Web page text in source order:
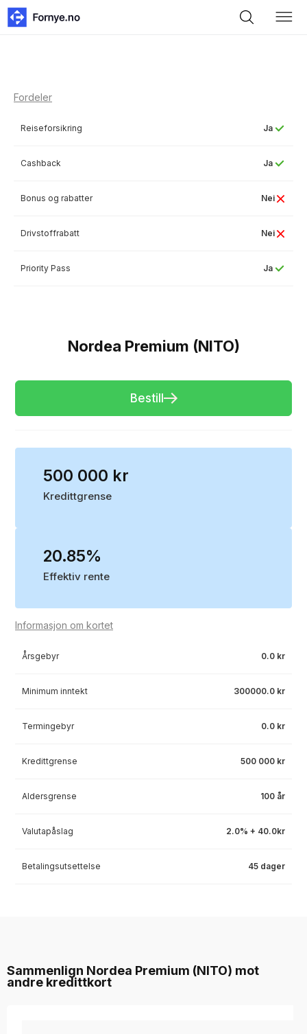
Fordeler
Reiseforsikring Ja
Cashback Ja
Bonus og rabatter Nei
Drivstoffrabatt Nei
Priority Pass Ja
Nordea Premium (NITO)
Bestill
500 000 kr
Kredittgrense
20.85%
Effektiv rente
Informasjon om kortet
Årsgebyr 0.0 kr
Minimum inntekt 300000.0 kr
Termingebyr 0.0 kr
Kredittgrense 500 000 kr
Aldersgrense 100 år
Valutapåslag 2.0% + 40.0kr
Betalingsutsettelse 45 dager
Sammenlign Nordea Premium (NITO) mot
andre kredittkort